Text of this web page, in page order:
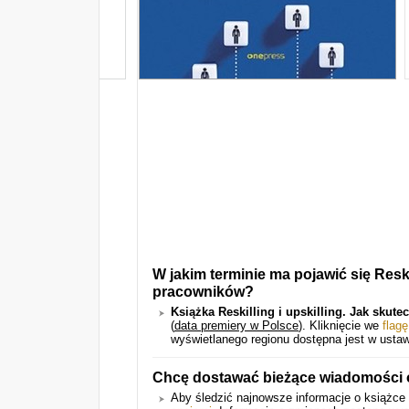
W jakim terminie ma pojawić się
pracowników?
Książka Reskilling i upskilling. Jak
(data premiery w Polsce). Kliknięcie we flagę
wyświetlanego regionu dostępna jest w
Chcę dostawać bieżące
Aby śledzić najnowsze informacje o